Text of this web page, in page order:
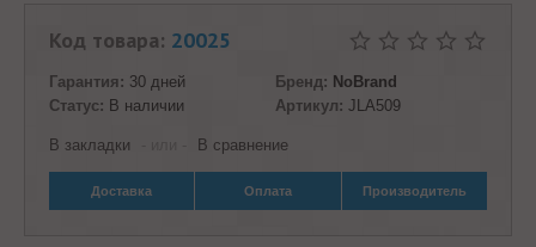
Код товара: 20025
В закладки- или -В сравнение
Гарантия: 30 дней
Статус: В наличии
Бренд: NoBrand
Артикул: JLA509
Доставка Оплата Производитель